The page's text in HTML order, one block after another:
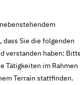
Sie die folgenden
verstanden haben:
Tätigkeiten im Rahmen
Terrain stattfinden.